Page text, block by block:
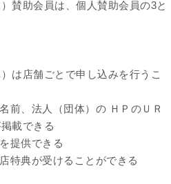
賛助会員は、個人賛助会員の3と
は店舗ごとで申し込みを行うこ
前、法人（団体）の ＨＰのＵＲ
載できる
提供できる
特典が受けることができる